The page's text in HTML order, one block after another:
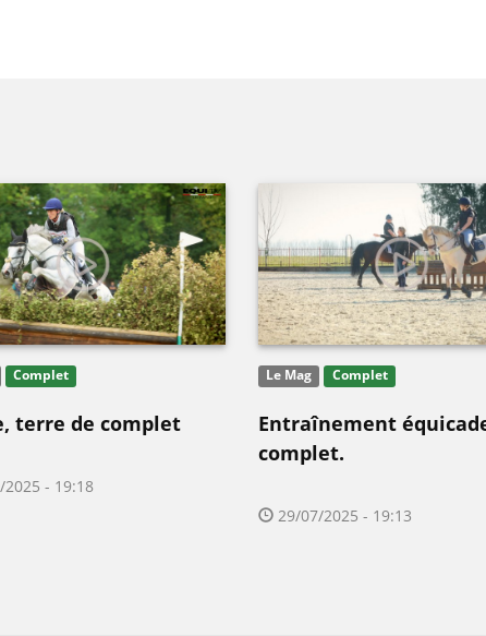
Complet
terre de complet
- 19:18
Le Mag Complet
Entraînement
complet.
29/07/2025 - 19:13